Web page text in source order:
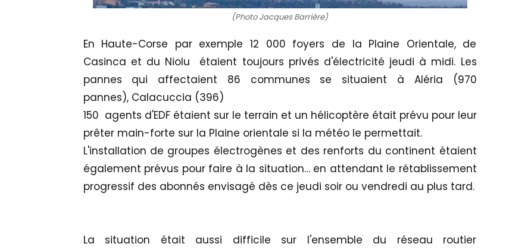
(Photo Jacques Barrière)
En Haute-Corse par exemple 12 000 foyers de la Plaine Orientale, de
Casinca et du Niolu étaient toujours privés d'électricité jeudi à midi. Les
pannes qui affectaient 86 communes se situaient à Aléria (970
pannes), Calacuccia (396)
150 agents d'EDF étaient sur le terrain et un hélicoptère était prévu pour leur
prêter main-forte sur la Plaine orientale si la météo le permettait.
L'installation de groupes électrogènes et des renforts du continent étaient
également prévus pour faire à la situation… en attendant le rétablissement
progressif des abonnés envisagé dès ce jeudi soir ou vendredi au plus tard.
La situation était aussi difficile sur l'ensemble du réseau routier